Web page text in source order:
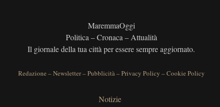
MaremmaOggi
Politica – Cronaca – Attualità
Il giornale della tua città per essere sempre aggiornato.
Redazione –Newsletter–Pubblicità–Privacy Policy –Cookie Policy
Notizie